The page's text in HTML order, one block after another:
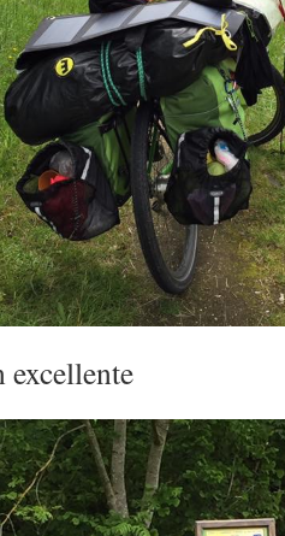
excellente